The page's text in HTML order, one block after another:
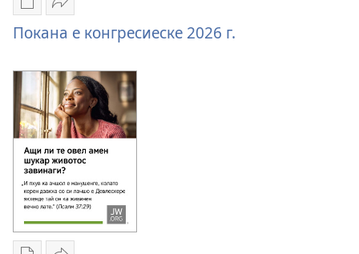
Опциес
за
ухлявен
пес
електронна
издания
Покана
е
конгресиеске
2026
г.
Бичшал
Покана
конгресиеске
2026
г.
Покана е конгресиеске 2026 г.